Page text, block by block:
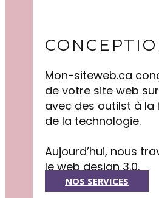
Mon-siteweb.ca
de votre site web
avec des outilst à la
de la technologie.
Aujourd’hui, nous
le web design 3.0.
NOS SERVICES